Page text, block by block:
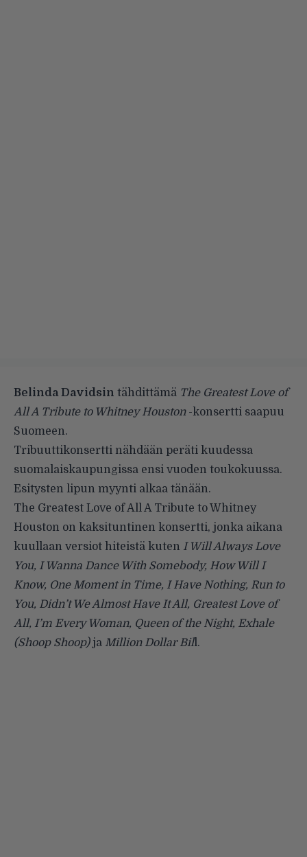
Belinda Davidsin tähdittämä The Greatest Love of
All A Tribute to Whitney Houston-konsertti saapuu
Suomeen.
Tribuuttikonsertti nähdään peräti kuudessa
suomalaiskaupungissa ensi vuoden toukokuussa.
Esitysten lipun myynti alkaa tänään.
The Greatest Love of All A Tribute to Whitney
Houston on kaksituntinen konsertti, jonka aikana
kuullaan versiot hiteistä kuten I Will Always Love
You, I Wanna Dance With Somebody, How Will I
Know, One Moment in Time, I Have Nothing, Run to
You, Didn’t We Almost Have It All, Greatest Love of
All, I’m Every Woman, Queen of the Night, Exhale
(Shoop Shoop)ja Million Dollar Bill.